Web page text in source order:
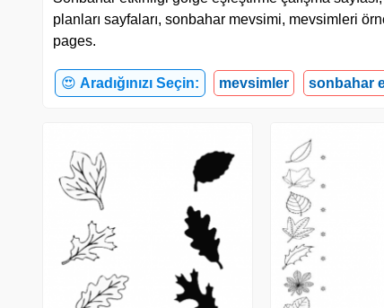
planları sayfaları, sonbahar mevsimi, mevsimleri
pages.
😍 Aradığınızı Seçin: mevsimler sonbahar